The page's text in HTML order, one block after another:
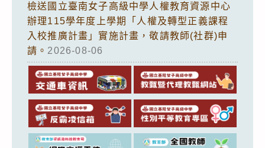
檢送國立臺南女子高級中學人權教育資源中心
辦理115學年度上學期「人權及轉型正義課程
入校推廣計畫」實施計畫，敬請教師(社群)申
請。 2026-08-06